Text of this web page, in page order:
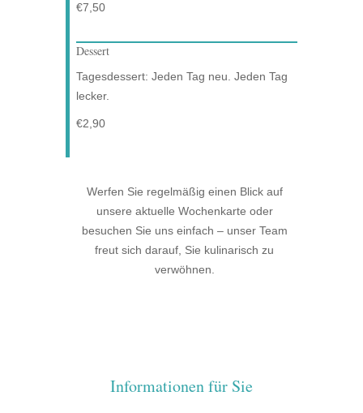
€7,50
Dessert
Tagesdessert: Jeden Tag neu. Jeden Tag
lecker.
€2,90
Werfen Sie regelmäßig einen Blick auf
unsere aktuelle Wochenkarte oder
besuchen Sie uns einfach – unser Team
freut sich darauf, Sie kulinarisch zu
verwöhnen.
Informationen für Sie